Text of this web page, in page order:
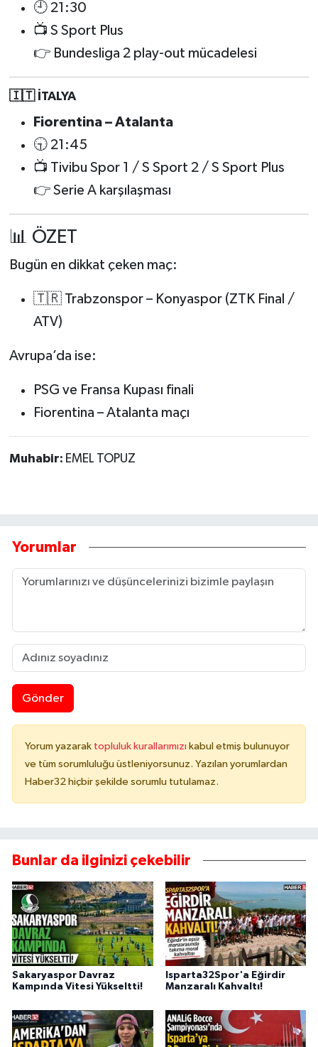
🕘 21:30
📺 S Sport Plus
👉 Bundesliga 2 play-out mücadelesi
🇮🇹 İTALYA
Fiorentina – Atalanta
🕤 21:45
📺 Tivibu Spor 1 / S Sport 2 / S Sport Plus
👉 Serie A karşılaşması
📊 ÖZET
Bugün en dikkat çeken maç:
🇹🇷 Trabzonspor – Konyaspor (ZTK Final /
ATV)
Avrupa’da ise:
PSG ve Fransa Kupası finali
Fiorentina – Atalanta maçı
Muhabir: EMEL TOPUZ
Yorumlar
Gönder
Yorum yazarak topluluk kurallarımızı kabul etmiş bulunuyor
ve tüm sorumluluğu üstleniyorsunuz. Yazılan yorumlardan
Haber32 hiçbir şekilde sorumlu tutulamaz.
Bunlar da ilginizi çekebilir
Sakaryaspor Davraz
Kampında Vitesi Yükseltti!
Isparta32Spor'a Eğirdir
Manzaralı Kahvaltı!